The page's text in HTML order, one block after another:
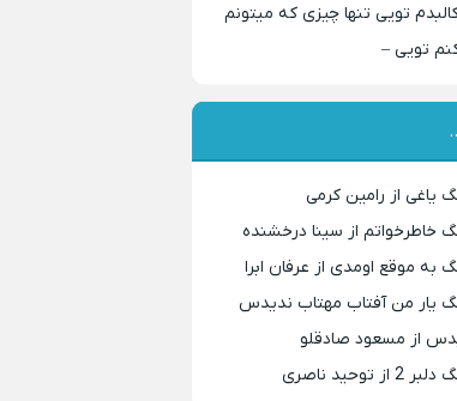
تویی تنها چیزی که میتونم
تویی –
یاغی از رامین کرمی
خاطرخواتم از سینا درخشنده
به موقع اومدی از عرفان ابرا
یار من آفتاب مهتاب ندیدس
از مسعود صادقلو
توحید ناصری